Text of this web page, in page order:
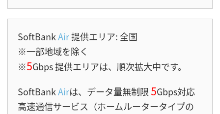
SoftBankAir提供エリア: 全国
※一部地域を除く
※5Gbps 提供エリアは、順次拡大中です。
SoftBankAirは、データ量無制限5Gbps対応
高速通信サービス（ホームルータータイプの